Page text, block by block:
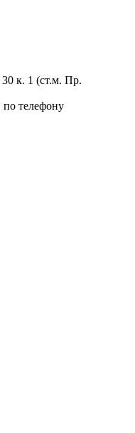
к. 1 (ст.м. Пр.
телефону